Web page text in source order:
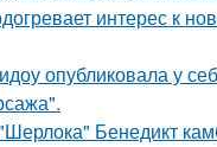
интерес к
опубликовала у
Бенедикт